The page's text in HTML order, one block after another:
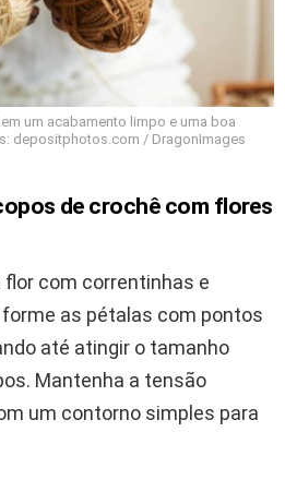
um acabamento limpo e uma boa
depositphotos.com / DragonImages
de crochê com flores
flor com correntinhas e
as pétalas com pontos
até atingir o tamanho
Mantenha a tensão
um contorno simples para